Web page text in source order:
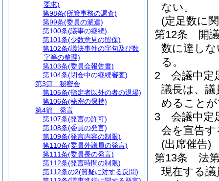
ない。
(定足数に
第12条
開
数に達し
る。
2
会議中定
議長は、
めること
3
会議中定
会を宣告す
(出席催告)
第13条
法
現在する
要求)
第98条(所管事務の調査)
第99条(委員の派遣)
第100条(議事の継続)
第101条(少数意見の留保)
第102条(議決事件の字句及び数
字等の整理)
第103条(委員会報告書)
第104条(閉会中の継続審査)
第3節
秘密会
第105条(指定者以外の者の退場)
第106条(秘密の保持)
第4節
発言
第107条(発言の許可)
第108条(委員の発言)
第109条(発言内容の制限)
第110条(委員外議員の発言)
第111条(委員長の発言)
第112条(発言時間の制限)
第112条の2(質疑に対する反問)